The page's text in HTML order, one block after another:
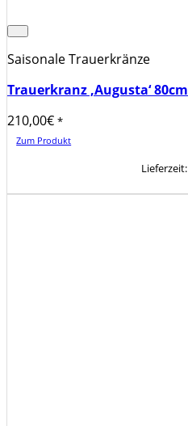
Saisonale Trauerkränze
Trauerkranz ‚Augusta‘ 80cm
210,00€ *
Zum Produkt
Lieferzeit: